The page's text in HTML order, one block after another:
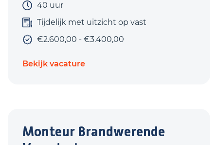
40 uur
Tijdelijk met uitzicht op vast
€2.600,00 - €3.400,00
Bekijk vacature
Monteur Brandwerende